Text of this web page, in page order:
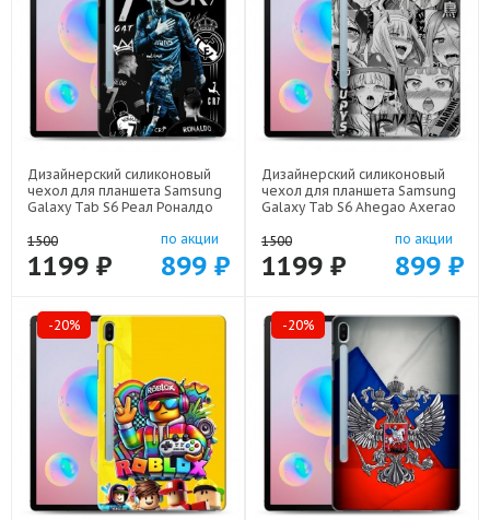
Дизайнерский силиконовый
чехол для планшета Samsung
Galaxy Tab S6 Реал Роналдо
1500
1199 ₽
по акции
899 ₽
Дизайнерский силиконовый
чехол для планшета Samsung
Galaxy Tab S6 Ahegao Ахегао
1500
1199 ₽
по акции
899 ₽
-20% -20%